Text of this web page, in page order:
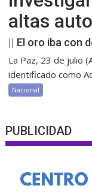
altas
|| El oro iba con
La Paz, 23 de julio
identificado como
Nacional
PUBLICIDAD